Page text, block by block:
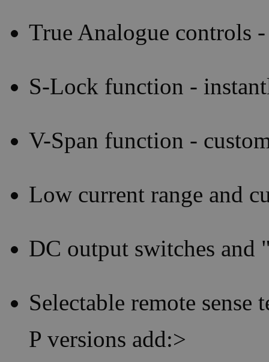
True Analogue controls
S-Lock function -
V-Span function -
Low current range and
DC output switches
Selectable remote sense
P versions add:>